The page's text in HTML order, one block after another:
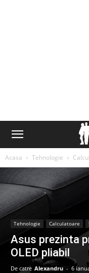
Acasa Tehnologie
Tehnologie Calculatoare
Asus prezinta
OLED pliabil
De catre Alexandru - 6